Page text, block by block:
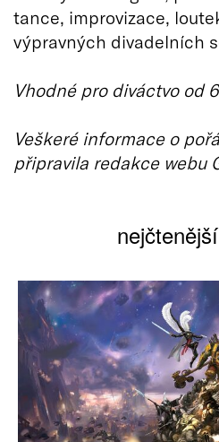
tance, improvizace,
výpravných divadelních
Vhodné pro diváctvo od
Veškeré informace o
připravila redakce webu